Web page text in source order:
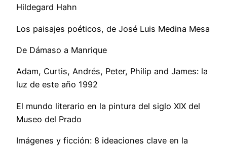
Hildegard Hahn
Los paisajes poéticos, de José Luis Medina Mesa
De Dámaso a Manrique
Adam, Curtis, Andrés, Peter, Philip and James: la
luz de este año 1992
El mundo literario en la pintura del siglo XIX del
Museo del Prado
Imágenes y ficción: 8 ideaciones clave en la